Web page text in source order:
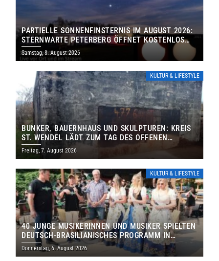
PARTIELLE SONNENFINSTERNIS IM AUGUST 2026:
STERNWARTE PETERBERG ÖFFNET KOSTENLOS
IHRE TORE
Samstag, 8. August 2026
KULTUR & LIFESTYLE
BUNKER, BAUERNHAUS UND SKULPTUREN: KREIS
ST. WENDEL LÄDT ZUM TAG DES OFFENEN
DENKMALS EIN
Freitag, 7. August 2026
KULTUR & LIFESTYLE
40 JUNGE MUSIKERINNEN UND MUSIKER SPIELTEN
DEUTSCH-BRASILIANISCHES PROGRAMM IN
THOLEY
Donnerstag, 6. August 2026